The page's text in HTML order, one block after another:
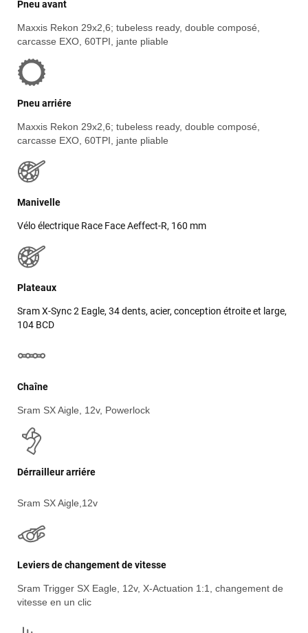
Pneu avant
Maxxis Rekon 29x2,6; tubeless ready, double composé,
carcasse EXO, 60TPI, jante pliable
Pneu arriére
Maxxis Rekon 29x2,6; tubeless ready, double composé,
carcasse EXO, 60TPI, jante pliable
Manivelle
Vélo électrique Race Face Aeffect-R, 160 mm
Plateaux
Sram X-Sync 2 Eagle, 34 dents, acier, conception étroite et large,
104 BCD
Chaîne
Sram SX Aigle, 12v, Powerlock
Dérrailleur arriére
Sram SX Aigle,12v
Leviers de changement de vitesse
Sram Trigger SX Eagle, 12v, X-Actuation 1:1, changement de
vitesse en un clic